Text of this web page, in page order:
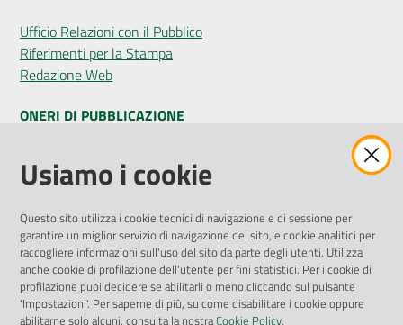
Ufficio Relazioni con il Pubblico
Riferimenti per la Stampa
Redazione Web
ONERI DI PUBBLICAZIONE
Amministrazione Trasparente
Pubblicità legale
Privacy Policy
Attuazione Misure PNRR
Liste di Attesa
ENTI, IMPRESE E PARTNER
Usiamo i cookie
Questo sito utilizza i cookie tecnici di navigazione e di sessione per
garantire un miglior servizio di navigazione del sito, e cookie analitici per
raccogliere informazioni sull'uso del sito da parte degli utenti. Utilizza
anche cookie di profilazione dell'utente per fini statistici. Per i cookie di
profilazione puoi decidere se abilitarli o meno cliccando sul pulsante
'Impostazioni'. Per saperne di più, su come disabilitare i cookie oppure
abilitarne solo alcuni, consulta la nostraCookie Policy.